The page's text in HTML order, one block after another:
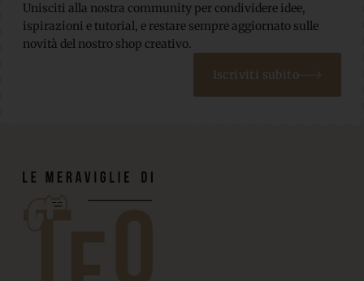
Unisciti alla nostra community per condividere idee,
ispirazioni e tutorial, e restare sempre aggiornato sulle
novità del nostro shop creativo.
Iscriviti subito